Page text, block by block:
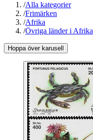
/Alla kategorier
/Frimärken
/Afrika
/Övriga länder i Afrika
Hoppa över karusell